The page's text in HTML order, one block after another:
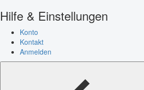
Hilfe & Einstellungen
Konto
Kontakt
Anmelden